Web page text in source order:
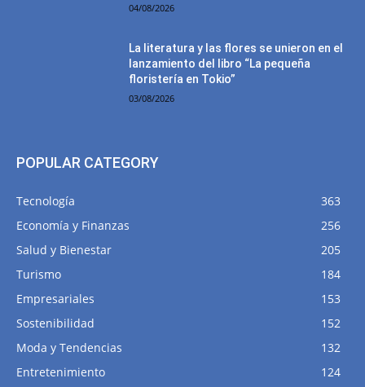
04/08/2026
La literatura y las flores se unieron en el
lanzamiento del libro “La pequeña
floristería en Tokio”
03/08/2026
POPULAR CATEGORY
Tecnología
363
Economía y Finanzas
256
Salud y Bienestar
205
Turismo
184
Empresariales
153
Sostenibilidad
152
Moda y Tendencias
132
Entretenimiento
124